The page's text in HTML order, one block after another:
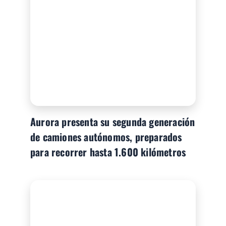
Aurora presenta su segunda generación
de camiones autónomos, preparados
para recorrer hasta 1.600 kilómetros